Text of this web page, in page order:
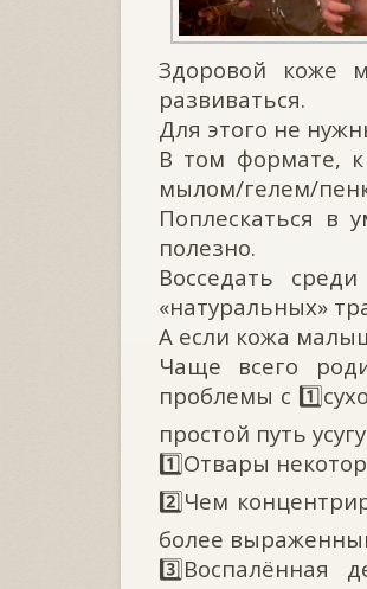
Здоровой коже
развиваться.
Для этого не
В том формате,
мылом/гелем/
Поплескаться в
полезно.
Восседать
«натуральных»
А если кожа
Чаще всего
проблемы с
простой путь
1️⃣Отвары
2️⃣Чем
более
3️⃣Воспалённая